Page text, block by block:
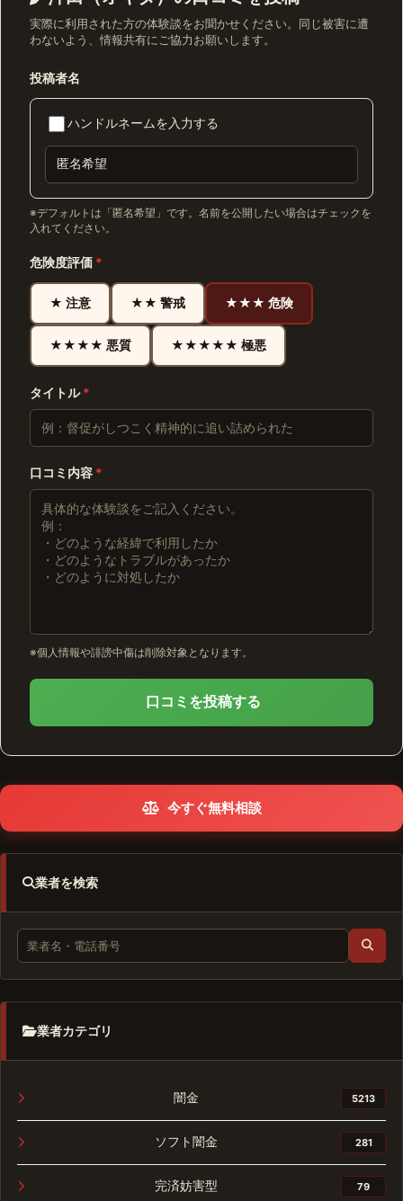
実際に利用された方の体験談をお聞かせください。同じ被害に遭
わないよう、情報共有にご協力お願いします。
投稿者名
ハンドルネームを入力する
※デフォルトは「匿名希望」です。名前を公開したい場合はチェックを
入れてください。
危険度評価 *
★ 注意 ★★ 警戒 ★★★ 危険
★★★★ 悪質 ★★★★★ 極悪
タイトル*
口コミ内容 *
※個人情報や誹謗中傷は削除対象となります。
口コミを投稿する
今すぐ無料相談
業者を検索
業者カテゴリ
闇金 5213
ソフト闇金 281
完済妨害型 79